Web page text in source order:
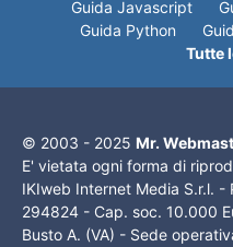
Guida Javascript
Guida Python
Tutte
© 2003 - 2025 Mr.
E' vietata ogni forma di
IKIweb Internet Media S.r.l. -
294824 - Cap. soc. 10.000
Busto A. (VA) - Sede